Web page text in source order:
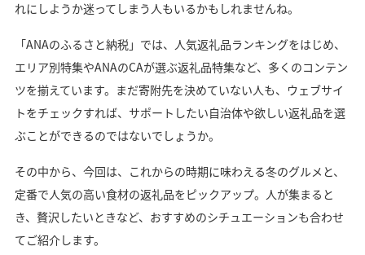
れにしようか迷ってしまう人もいるかもしれませんね。
「ANAのふるさと納税」では、人気返礼品ランキングをはじめ、
エリア別特集やANAのCAが選ぶ返礼品特集など、多くのコンテン
ツを揃えています。まだ寄附先を決めていない人も、ウェブサイ
トをチェックすれば、サポートしたい自治体や欲しい返礼品を選
ぶことができるのではないでしょうか。
その中から、今回は、これからの時期に味わえる冬のグルメと、
定番で人気の高い食材の返礼品をピックアップ。人が集まると
き、贅沢したいときなど、おすすめのシチュエーションも合わせ
てご紹介します。